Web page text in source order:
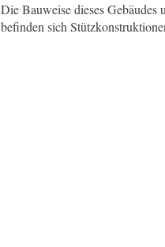
Die Bauweise dieses
befinden sich